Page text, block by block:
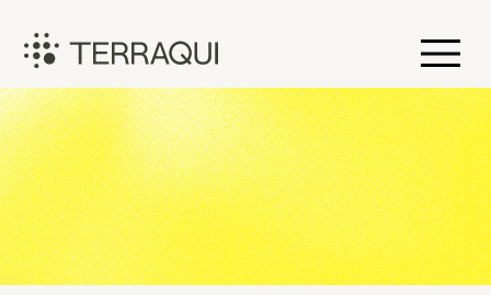
content
Terraqui